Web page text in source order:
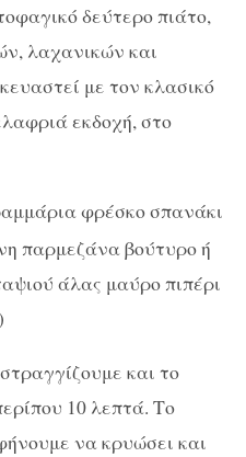
δεύτερο πιάτο,
λαχανικών και
με τον κλασικό
εκδοχή, στο
φρέσκο ​​σπανάκι
παρμεζάνα βούτυρο ή
άλας μαύρο πιπέρι
και το
10 λεπτά. Το
να κρυώσει και